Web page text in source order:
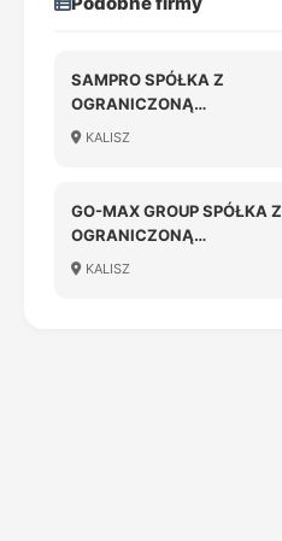
SAMPRO SPÓŁKA Z
OGRANICZONĄ
ODPOWIEDZIALNOŚCIĄ
KALISZ
GO-MAX GROUP SPÓŁKA Z
OGRANICZONĄ
ODPOWIEDZIALNOŚCIĄ
KALISZ